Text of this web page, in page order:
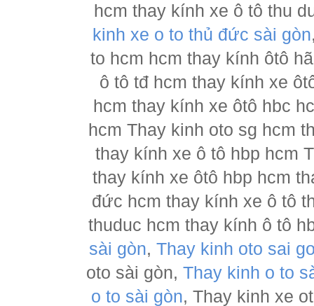
hcm thay kính xe ô tô thu
kinh xe o to thủ đức sài gòn
to hcm hcm thay kính ôtô
ô tô tđ hcm thay kính xe
hcm thay kính xe ôtô hbc
hcm Thay kinh oto sg hcm
thay kính xe ô tô hbp hcm
thay kính xe ôtô hbp hcm
đức hcm thay kính xe ô tô
thuduc hcm thay kính ô tô
sài gòn, Thay kinh oto sai
oto sài gòn, Thay kinh o to
o to sài gòn, Thay kinh xe